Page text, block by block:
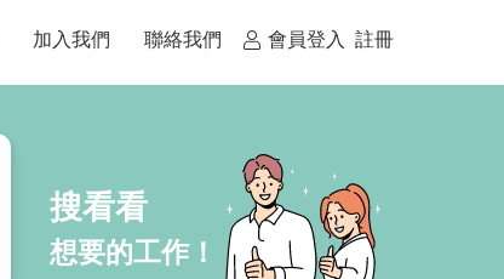
加入我們 聯絡我們 會員登入 註冊